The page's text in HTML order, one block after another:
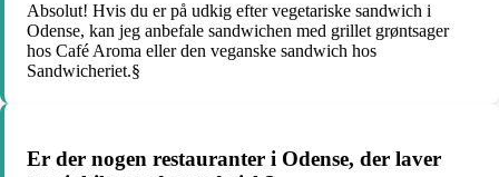
Absolut! Hvis du er på udkig efter vegetariske sandwich i
Odense, kan jeg anbefale sandwichen med grillet grøntsager
hos Café Aroma eller den veganske sandwich hos
Sandwicheriet.§
Er der nogen restauranter i Odense, der laver